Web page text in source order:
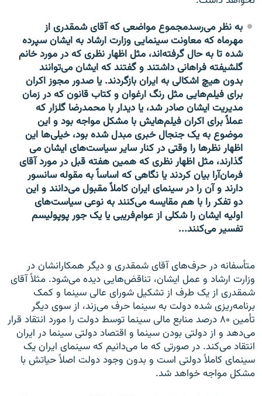
به نظر می‌رسدمجموع مواضعی که آقای شمقدری از
مهرماه که معاونت سینمایی وزارت ارشاد به ایشان سپرده
شده تا به حال گرفته‌اند، مثل اظهار نظری که در مورد خانم
گلشیفته فراهانی داشتند و گفتند که ایشان می‌توانند
بدون هیچ اشکالی به ایران بازگردند. یا صدور مجوز اکران
برای فیلم‌هایی مثل رنگ ارغوان و کتاب قانون که در زمان
مدیریت ایشان صادر شد، یا دیدار با محمدرضا گلزار که
عملاً برای اکران فیلم‌هایش با مشکل مواجه بود و این
موضوع به یک جنجال خبری مبدل شده بود، خیلی‌ها این
اظهار نظرها را وقتی در کنار سایر سیاست‌های ایشان می
گذارند، مثل اظهار نظری که همین هفته قبل در مورد آقای
فرمان‌آرا بیان کردند یا نگاهی که اساساً به مقوله سانسور
دارند و آن را در سینمای ایران کاملاً مقبول می‌دانند و این
دو تفکر را با هم مقایسه می‌کنند به نوعی سیاست‌های
اولیه ایشان را شکلی از عوام‌فریبی یا یک جور پوپولیسم
تفسیر می‌کنند...
متأسفانه در حرف‌های آقای شمقدری و دیگر همکارانشان در
وزارت ارشاد و عمل ایشان، تناقض‌هایی دیده می‌شود. مثلاً آقای
شمقدری از یک طرف از تشکیل شورای عالی سینما و کمک
برنامه‌ریزی شده دولت به سینما حرف می‌زند، از سوی دیگر
تأمین ۸۰ درصد منابع مالی سینما توسط دولت را مورد انتقاد قرار
می‌دهد و از دولتی بودن سینما و اقتصاد دولتی سینما در ایران
انتقاد می‌کند. در صورتی که ما می‌دانیم که سینمای ایران یک
سینمای کاملاً دولتی است و بدون وجود دولت اصلاً حیاتش با
مشکل مواجه خواهد شد.